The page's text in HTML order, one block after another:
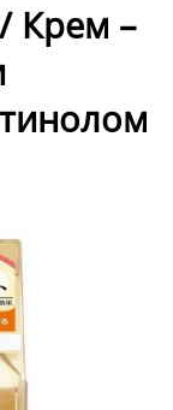
/ Крем –